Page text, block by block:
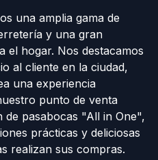
una amplia gama de
y una gran
el hogar. Nos destacamos
al cliente en la ciudad,
una experiencia
punto de venta
pasabocas "All in One",
prácticas y deliciosas
realizan sus compras.